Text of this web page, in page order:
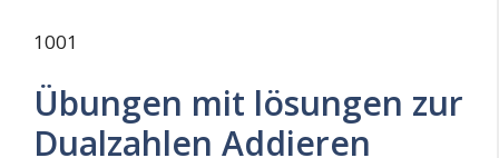
1001
Übungen mit lösungen zur
Dualzahlen Addieren